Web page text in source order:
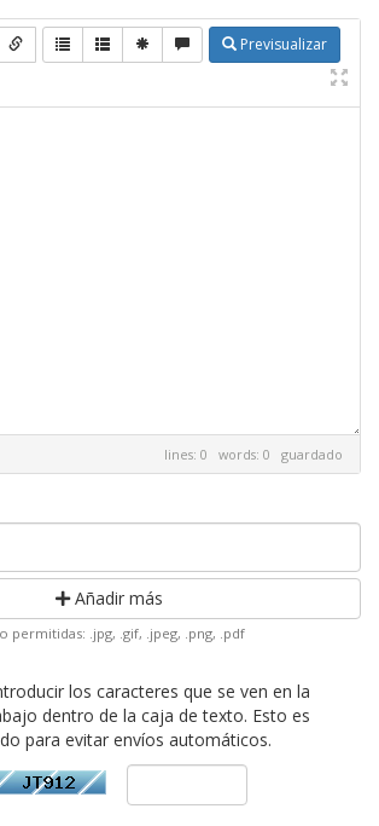
Previsualizar
lines: 0 words: 0 guardado
Añadir más
permitidas: .jpg, .gif, .jpeg, .png, .pdf
los caracteres que se ven en la
dentro de la caja de texto. Esto es
para evitar envíos automáticos.